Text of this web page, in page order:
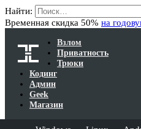
Найти:
Временная скидка 50% на
Взлом
Приватность
Трюки
Кодинг
Админ
Geek
Магазин